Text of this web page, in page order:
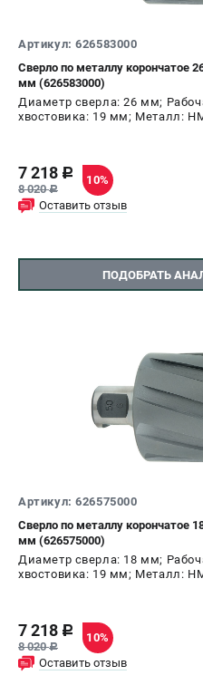
Артикул: 626583000
Сверло по металлу корончатое
мм (626583000)
Диаметр сверла: 26 мм;
хвостовика: 19 мм; Металл:
7 218 c
8 020c
10%
Оставить отзыв
ПОДОБРАТЬ
Артикул: 626575000
Сверло по металлу корончатое
мм (626575000)
Диаметр сверла: 18 мм;
хвостовика: 19 мм; Металл:
7 218 c
8 020c
10%
Оставить отзыв